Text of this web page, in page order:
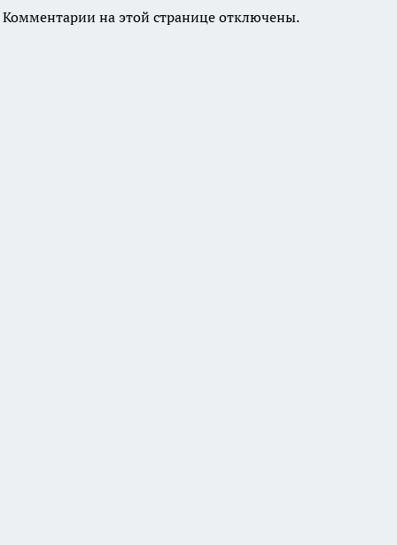
Комментарии на этой странице отключены.